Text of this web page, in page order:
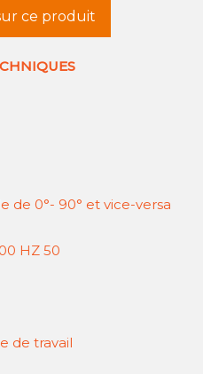
ce produit
de 0°- 90° et vice-versa
HZ 50
de travail